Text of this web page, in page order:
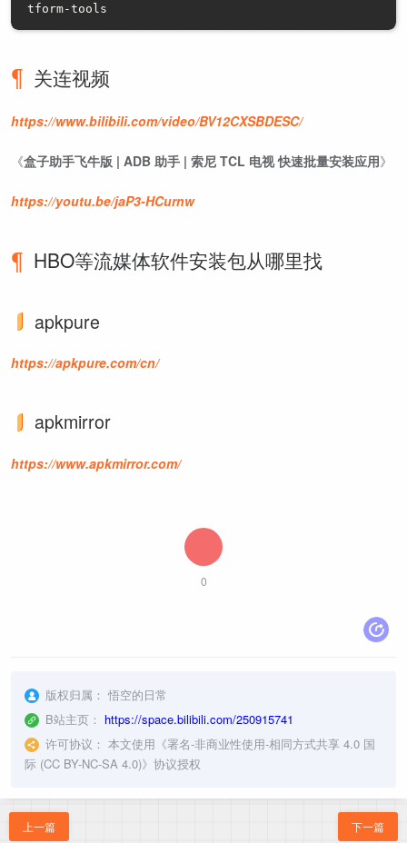
tform-tools
关连视频
https://www.bilibili.com/video/BV12CXSBDESC/
《盒子助手飞牛版 | ADB 助手 | 索尼 TCL 电视 快速批量安装应用》
https://youtu.be/jaP3-HCurnw
HBO等流媒体软件安装包从哪里找
apkpure
https://apkpure.com/cn/
apkmirror
https://www.apkmirror.com/
0
版权归属： 悟空的日常
B站主页： https://space.bilibili.com/250915741
许可协议： 本文使用《署名-非商业性使用-相同方式共享 4.0 国
际 (CC BY-NC-SA 4.0)》协议授权
上一篇 下一篇